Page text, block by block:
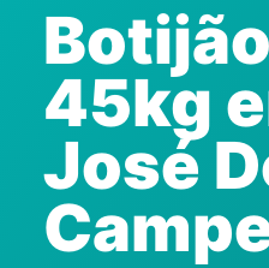
Revendedor
Notícias
Cadastre-se
Gás
45kg
José